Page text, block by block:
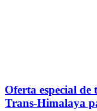
Oferta especial
Trans-Himalaya